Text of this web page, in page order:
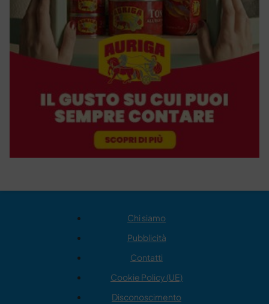
Chi siamo
Pubblicità
Contatti
Cookie Policy (UE)
Disconoscimento